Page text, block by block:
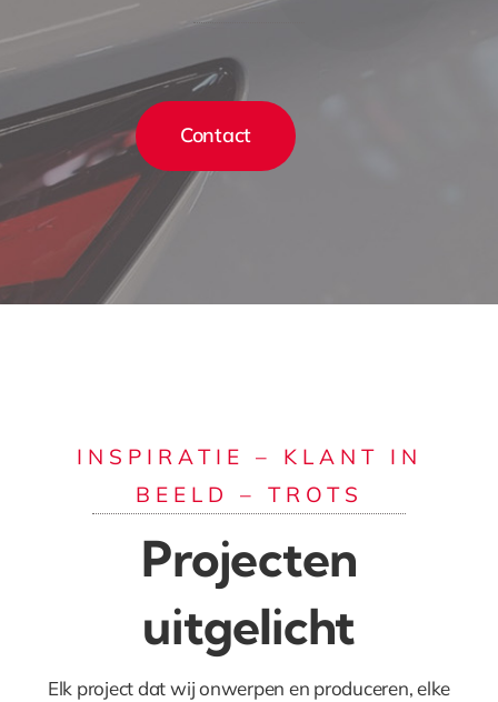
Contact
INSPIRATIE – KLANT IN
BEELD – TROTS
Projecten
uitgelicht
Elk project dat wij onwerpen en produceren, elke